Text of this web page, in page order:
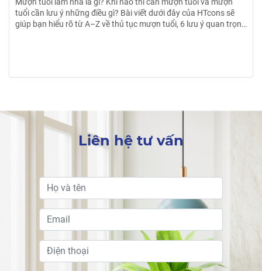
vận khí của gia đình. Chính vì vậy, gia chủ cần biết đến những
điều kiêng kỵ khi đang xây nhà sau để tránh những sai lầm
Liên hệ tư vấn